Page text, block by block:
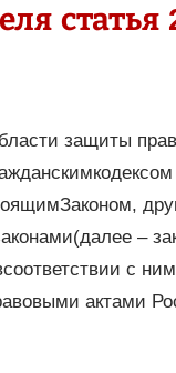
статья
защиты
–
с
актами